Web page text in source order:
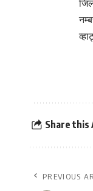
Share this
PREVIOUS